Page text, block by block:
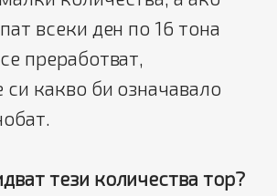
всеки ден по 16 тона
преработват,
си какво би означавало
тези количества тор?